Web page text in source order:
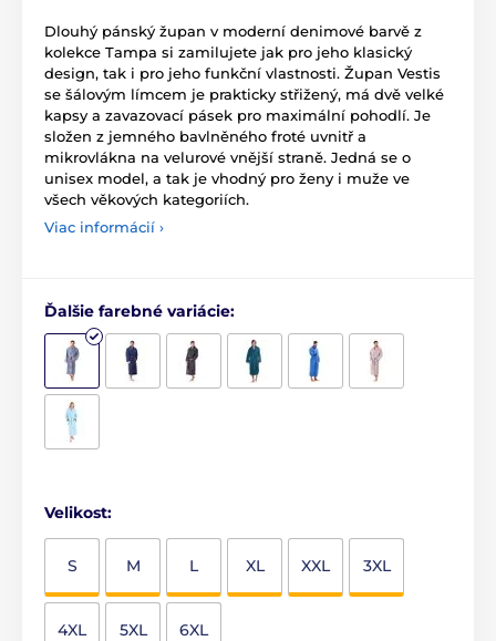
Dlouhý pánský župan v moderní denimové barvě z
kolekce Tampa si zamilujete jak pro jeho klasický
design, tak i pro jeho funkční vlastnosti. Župan Vestis
se šálovým límcem je prakticky střižený, má dvě velké
kapsy a zavazovací pásek pro maximální pohodlí. Je
složen z jemného bavlněného froté uvnitř a
mikrovlákna na velurové vnější straně. Jedná se o
unisex model, a tak je vhodný pro ženy i muže ve
všech věkových kategoriích.
Viac informácií ›
Ďalšie farebné variácie:
Velikost:
S M L XL XXL 3XL
4XL 5XL 6XL